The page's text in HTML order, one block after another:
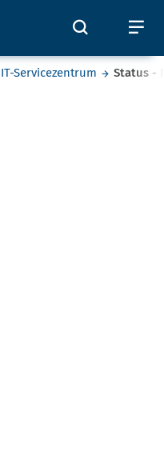
Öffnet
IT-Servicezentrum Status -